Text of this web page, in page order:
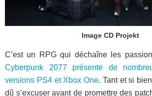
Image CD Projekt
C’est un RPG qui déchaîne les
Cyberpunk 2077 présente de
versions PS4 et Xbox One. Tant et si
dû s’excuser avant de promettre des